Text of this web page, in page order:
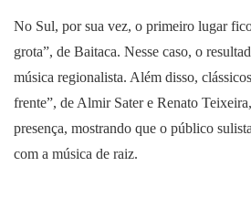
No Sul, por sua vez, o primeiro lugar
grota”, de Baitaca. Nesse caso, o
música regionalista. Além disso,
frente”, de Almir Sater e Renato
presença, mostrando que o público
com a música de raiz.